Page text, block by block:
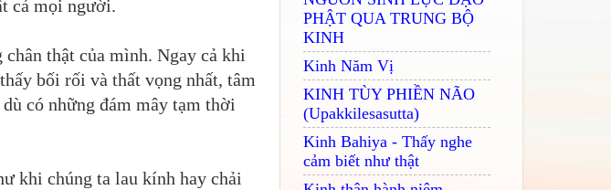
cả mọi người.
chân thật của mình. Ngay cả khi
bối rối và thất vọng nhất, tâm
có những đám mây tạm thời
khi chúng ta lau kính hay chải
PHẬT QUA TRUNG BỘ
KINH
Kinh Năm Vị
KINH TÙY PHIỀN NÃO
(Upakkilesasutta)
Kinh Bahiya - Thấy nghe
cảm biết như thật